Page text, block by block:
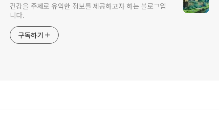
건강을 주제로 유익한 정보를 제공하고자 하는 블로그입
니다.
구독하기